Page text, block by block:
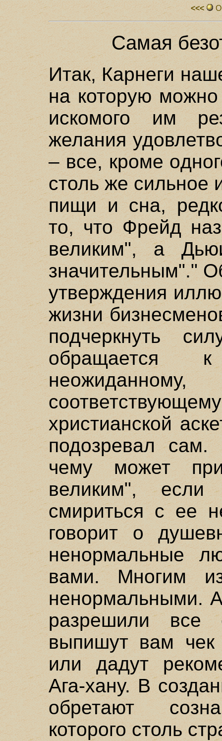
<<<
Самая
Итак, Карнеги
на которую можно
искомого им
желания
– все, кроме
столь же сильное
пищи и сна,
то, что Фрейд
великим", а
значительным"."
утверждения
жизни
подчеркнуть
обращается
христианской
подозревал сам.
чему может
великим",
смириться с ее
говорит о
ненормальные
вами. Многим
ненормальными.
разрешили все
выпишут вам
или дадут
Ага-хану. В
обретают
которого столь